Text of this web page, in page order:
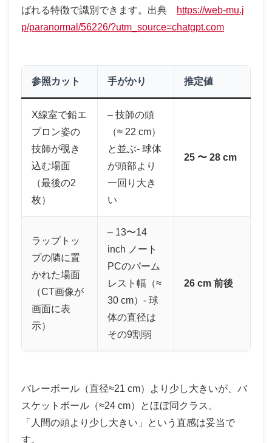
ばれる特徴で識別できます。出典
https://web-mu.j
p/paranormal/56226/?utm_source=chatgpt.com
参照カット 手がかり 推定値
X線室で鉛エ
プロン姿の
技師が覗き
込む場面
（最後の2
枚）
– 技師の頭
（≈ 22 cm）
と並ぶ- 球体
が頭部より
一回り大き
い
25 〜 28 cm
ラップトッ
プの隣に置
かれた場面
（CT画像が
画面に表
示）
– 13〜14
inch ノート
PCのパーム
レスト幅（≈
30 cm）- 球
体の直径は
その9割弱
26 cm 前後
バレーボール（直径≈21 cm）より少し大きいが、バ
スケットボール（≈24 cm）とほぼ同クラス。
「人間の頭より少し大きい」という直感は妥当で
す。